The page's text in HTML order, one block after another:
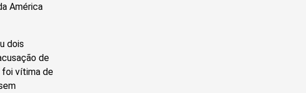
América
dois
de
foi vítima de